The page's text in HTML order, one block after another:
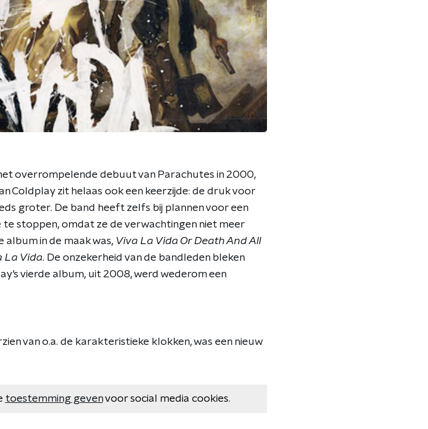
overrompelende debuut van Parachutes in 2000,
Coldplay zit helaas ook een keerzijde: de druk voor
groter. De band heeft zelfs bij plannen voor een
stoppen, omdat ze de verwachtingen niet meer
album in de maak was, Viva La Vida Or Death And All
La Vida. De onzekerheid van de bandleden bleken
vierde album, uit 2008, werd wederom een
van o.a. de karakteristieke klokken, was een nieuw
toestemming gevenvoor social media cookies.